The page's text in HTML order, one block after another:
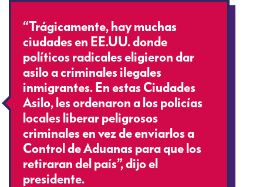
“Trágicamente, hay muchas
ciudades en EE.UU. donde
políticos radicales eligieron dar
asilo a criminales ilegales
inmigrantes. En estas Ciudades
Asilo, les ordenaron a los policías
locales liberar peligrosos
criminales en vez de enviarlos a
Control de Aduanas para que los
retiraran del país”, dijo el
presidente.